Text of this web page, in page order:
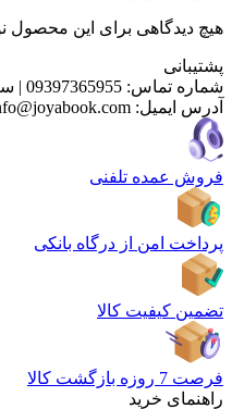
هیچ دیدگاهی برای این محصول
پشتیبانی
شماره تماس: 09397365955
|
آدرس ایمیل:
فروش عمده تلفنی
پرداخت امن از درگاه بانکی
تضمین کیفیت کالا
فرصت 7 روزه بازگشت کالا
راهنمای خرید